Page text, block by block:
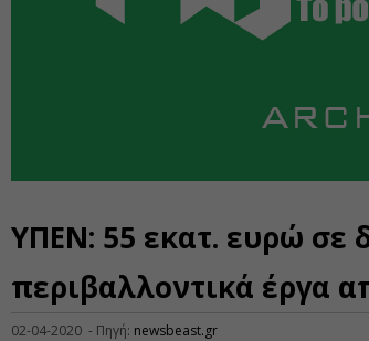
ΥΠΕΝ: 55 εκατ. ευρώ σε
περιβαλλοντικά έργα
02-04-2020 - Πηγή: newsbeast.gr